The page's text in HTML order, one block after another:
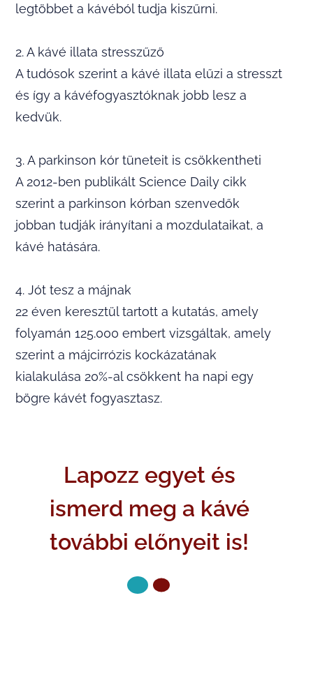
legtöbbet a kávéból tudja kiszűrni.
2. A kávé illata stresszűző
A tudósok szerint a kávé illata elűzi a stresszt
és így a kávéfogyasztóknak jobb lesz a
kedvük.
3. A parkinson kór tüneteit is csökkentheti
A 2012-ben publikált Science Daily cikk
szerint a parkinson kórban szenvedők
jobban tudják irányítani a mozdulataikat, a
kávé hatására.
4. Jót tesz a májnak
22 éven keresztül tartott a kutatás, amely
folyamán 125.000 embert vizsgáltak, amely
szerint a májcirrózis kockázatának
kialakulása 20%-al csökkent ha napi egy
bögre kávét fogyasztasz.
Lapozz egyet és
ismerd meg a kávé
további előnyeit is!